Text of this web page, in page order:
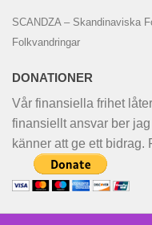
SCANDZA – Skandinaviska
Folkvandringar
DONATIONER
Vår finansiella frihet
finansiellt ansvar ber
känner att ge ett bidrag.